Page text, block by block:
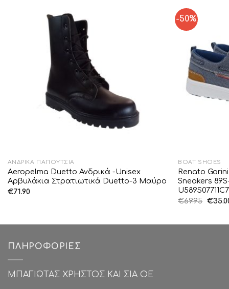
ΑΝΔΡΙΚΆ ΠΑΠΟΎΤΣΙΑ
Aeropelma Duetto Ανδρικά -Unisex
Αρβυλάκια Στρατιωτικά Duetto-3 Μαύρο
€71.90
-50%
BOAT SHOES
Renato
Sneakers
U589S07711C7
€69.95 €
ΠΛΗΡΟΦΟΡΊΕΣ
ΜΠΑΓΙΩΤΑΣ ΧΡΗΣΤΟΣ ΚΑΙ ΣΙΑ ΟΕ